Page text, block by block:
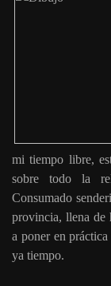
mi tiempo libre,
sobre todo la
Consumado
provincia, llena de
a poner en
ya tiempo.